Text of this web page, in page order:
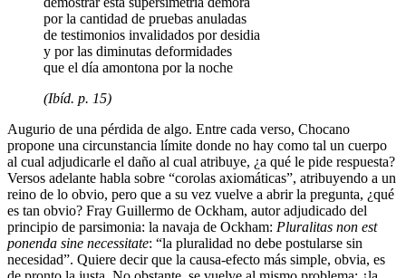
por la cantidad de pruebas anuladas
de testimonios invalidados por desidia
y por las diminutas deformidades
que el día amontona por la noche
(Ibíd. p. 15)
Augurio de una pérdida de algo. Entre cada verso, Chocano
propone una circunstancia límite donde no hay como tal un cuerpo
al cual adjudicarle el daño al cual atribuye, ¿a qué le pide respuesta?
Versos adelante habla sobre “corolas axiomáticas”, atribuyendo a un
reino de lo obvio, pero que a su vez vuelve a abrir la pregunta, ¿qué
es tan obvio? Fray Guillermo de Ockham, autor adjudicado del
principio de parsimonia: la navaja de Ockham: Pluralitas non est
ponenda sine necessitate: “la pluralidad no debe postularse sin
necesidad”. Quiere decir que la causa-efecto más simple, obvia, es